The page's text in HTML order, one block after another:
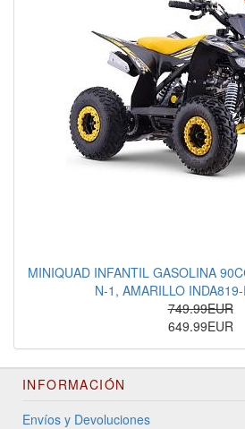
MINIQUAD INFANTIL GASOLINA
N-1, AMARILLO
749.99EUR
649.99EUR
INFORMACIÓN
Envíos y Devoluciones